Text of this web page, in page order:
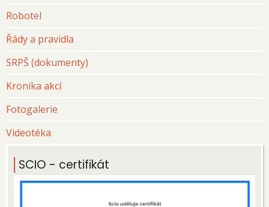
Robotel
Řády a pravidla
SRPŠ (dokumenty)
Kronika akcí
Fotogalerie
Videotéka
SCIO - certifikát